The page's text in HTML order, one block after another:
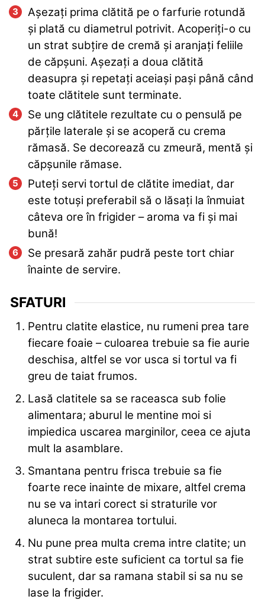
Așezați prima clătită pe o farfurie rotundă
și plată cu diametrul potrivit. Acoperiți-o cu
un strat subțire de cremă și aranjați feliile
de căpșuni. Așezați a doua clătită
deasupra și repetați aceiași pași până când
toate clătitele sunt terminate.
Se ung clătitele rezultate cu o pensulă pe
părțile laterale și se acoperă cu crema
rămasă. Se decorează cu zmeură, mentă și
căpșunile rămase.
Puteți servi tortul de clătite imediat, dar
este totuși preferabil să o lăsați la înmuiat
câteva ore în frigider – aroma va fi și mai
bună!
Se presară zahăr pudră peste tort chiar
înainte de servire.
SFATURI
Pentru clatite elastice, nu rumeni prea tare
fiecare foaie – culoarea trebuie sa fie aurie
deschisa, altfel se vor usca si tortul va fi
greu de taiat frumos.
Lasă clatitele sa se raceasca sub folie
alimentara; aburul le mentine moi si
impiedica uscarea marginilor, ceea ce ajuta
mult la asamblare.
Smantana pentru frisca trebuie sa fie
foarte rece inainte de mixare, altfel crema
nu se va intari corect si straturile vor
aluneca la montarea tortului.
Nu pune prea multa crema intre clatite; un
strat subtire este suficient ca tortul sa fie
suculent, dar sa ramana stabil si sa nu se
lase la frigider.